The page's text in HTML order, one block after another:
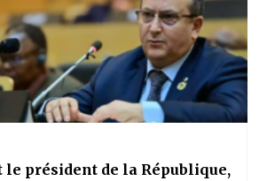
le président de la République,